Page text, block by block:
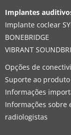
Implantes
Implante coclear
BONEBRIDGE
VIBRANT
Opções de
Suporte ao produto
Informações
Informações sobre
radiologistas